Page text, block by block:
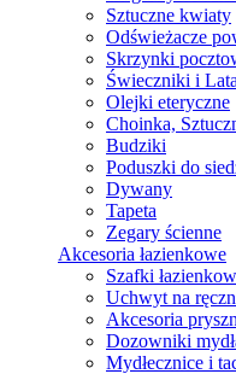
Sztuczne kwiaty
Odświeżacze
Skrzynki
Świeczniki i
Olejki eteryczne
Choinka,
Budziki
Poduszki do
Dywany
Tapeta
Zegary ścienne
Akcesoria łazienkowe
Szafki
Uchwyt na
Akcesoria
Dozowniki
Mydłecznice i